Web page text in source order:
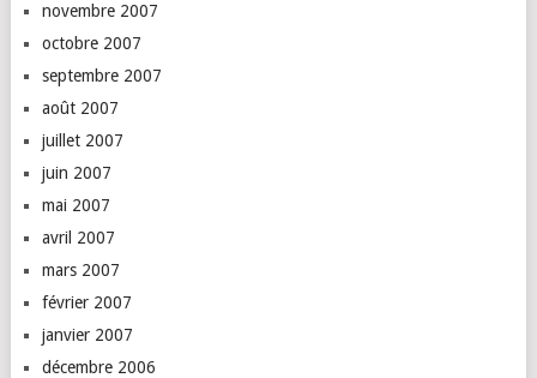
novembre 2007
octobre 2007
septembre 2007
août 2007
juillet 2007
juin 2007
mai 2007
avril 2007
mars 2007
février 2007
janvier 2007
décembre 2006